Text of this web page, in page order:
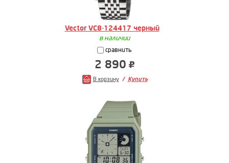
Vector VC8-124417 черный
в наличии
сравнить
2 890
В корзину Купить